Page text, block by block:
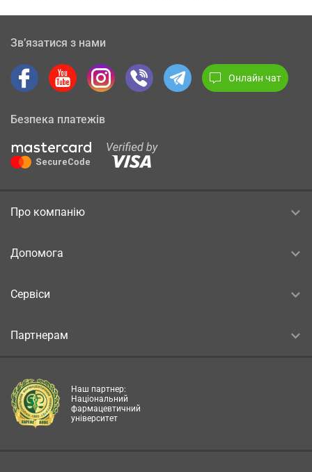
Зв’язатися з нами
Онлайн чат
Безпека платежів
Про компанію
Допомога
Сервіси
Партнерам
Наш партнер:
Національний
фармацевтичний
університет